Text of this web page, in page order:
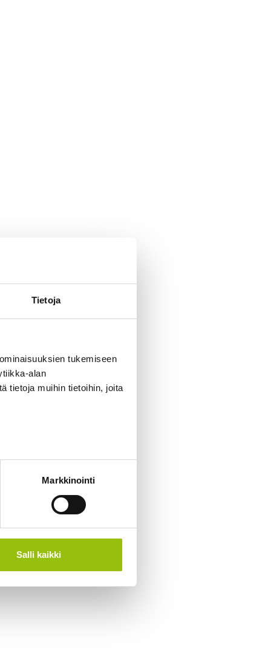
Tietoja
tukemiseen
alan
tietoja muihin tietoihin, joita
Markkinointi
Salli kaikki